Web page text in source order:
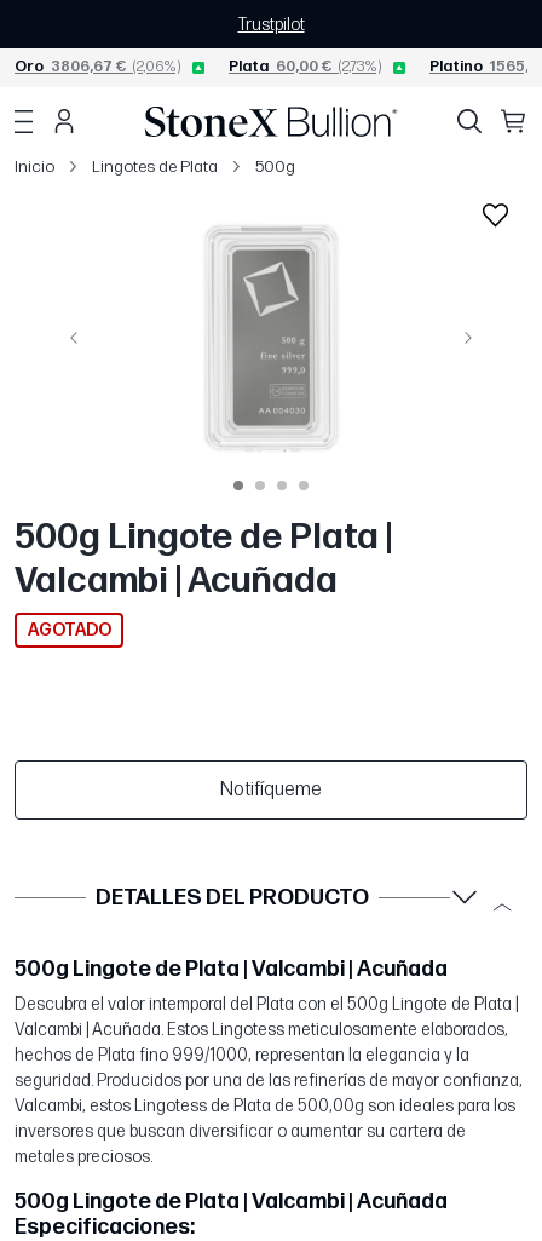
Trustpilot
Oro 3806,67 € (2,06%) Plata 60,00 € (2,73%) Platino
Inicio Lingotes de Plata 500g
Página anterior Siguiente
500g Lingote de Plata |
Valcambi | Acuñada
AGOTADO
Notifíqueme
DETALLES DEL PRODUCTO
500g Lingote de Plata | Valcambi | Acuñada
Descubra el valor intemporal del Plata con el 500g Lingote de Plata |
Valcambi | Acuñada. Estos Lingotess meticulosamente elaborados,
hechos de Plata fino 999/1000, representan la elegancia y la
seguridad. Producidos por una de las refinerías de mayor confianza,
Valcambi, estos Lingotess de Plata de 500,00g son ideales para los
inversores que buscan diversificar o aumentar su cartera de
metales preciosos.
500g Lingote de Plata | Valcambi | Acuñada
Especificaciones: